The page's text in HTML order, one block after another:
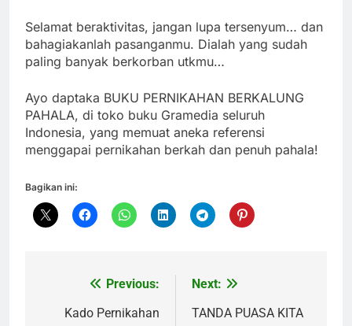
Selamat beraktivitas, jangan lupa tersenyum… dan
bahagiakanlah pasanganmu. Dialah yang sudah
paling banyak berkorban utkmu…
Ayo daptaka BUKU PERNIKAHAN BERKALUNG
PAHALA, di toko buku Gramedia seluruh
Indonesia, yang memuat aneka referensi
menggapai pernikahan berkah dan penuh pahala!
Bagikan ini:
Navigasi
pos
Previous:
Kado Pernikahan
Next:
TANDA PUASA KITA